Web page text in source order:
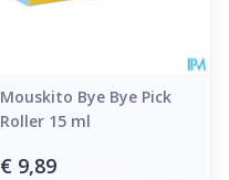
Mouskito Bye Bye Pick
Roller 15 ml
€ 9,89